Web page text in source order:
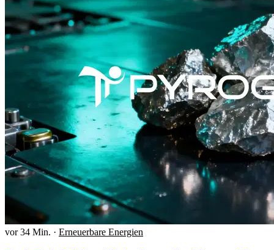
vor 34 Min. · Erneuerbare Energien